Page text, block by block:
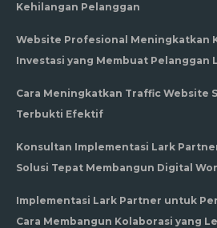
Kehilangan Pelanggan
Website Profesional Meningkatkan
Investasi yang Membuat Pelanggan
Cara Meningkatkan Traffic Website
Terbukti Efektif
Konsultan Implementasi Lark
Solusi Tepat Membangun Digital
Implementasi Lark Partner untuk
Cara Membangun Kolaborasi yang